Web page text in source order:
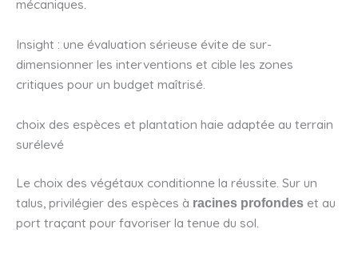
mécaniques.
Insight : une évaluation sérieuse évite de sur-
dimensionner les interventions et cible les zones
critiques pour un budget maîtrisé.
choix des espèces et plantation haie adaptée au terrain
surélevé
Le choix des végétaux conditionne la réussite. Sur un
talus, privilégier des espèces à racines profondes et au
port traçant pour favoriser la tenue du sol.